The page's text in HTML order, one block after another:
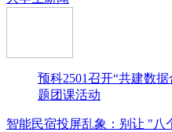
预科2501召开“共建数
题团课活动
智能民宿投屏乱象：别让 "